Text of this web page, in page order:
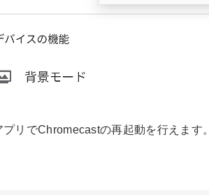
リでChromecastの再起動を行えます。